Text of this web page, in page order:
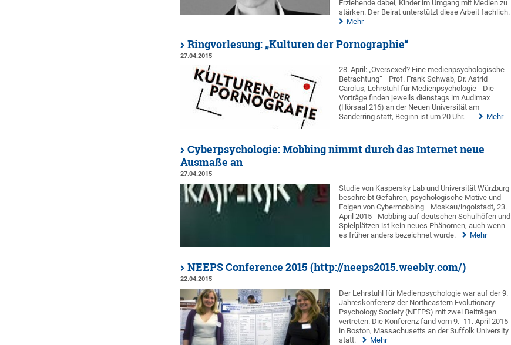
Erziehende dabei, Kinder im Umgang mit Medien zu
stärken. Der Beirat unterstützt diese Arbeit fachlich.
Mehr
Ringvorlesung: „Kulturen der Pornographie“
27.04.2015
28. April: „Oversexed? Eine medienpsychologische
Betrachtung”
Prof. Frank Schwab, Dr. Astrid
Carolus, Lehrstuhl für Medienpsychologie
Die
Vorträge finden jeweils dienstags im Audimax
(Hörsaal 216) an der Neuen Universität am
Sanderring statt, Beginn ist um 20 Uhr.
Mehr
Cyberpsychologie: Mobbing nimmt durch das Internet neue
Ausmaße an
27.04.2015
Studie von Kaspersky Lab und Universität Würzburg
beschreibt Gefahren, psychologische Motive und
Folgen von Cybermobbing
Moskau/lngolstadt, 23.
April 2015 - Mobbing auf deutschen Schulhöfen und
Spielplätzen ist kein neues Phänomen, auch wenn
es früher anders bezeichnet wurde.
Mehr
NEEPS Conference 2015 (http://neeps2015.weebly.com/)
22.04.2015
Der Lehrstuhl für Medienpsychologie war auf der 9.
Jahreskonferenz der Northeastern Evolutionary
Psychology Society (NEEPS) mit zwei Beiträgen
vertreten. Die Konferenz fand vom 9. -11. April 2015
in Boston, Massachusetts an der Suffolk University
statt.
Mehr